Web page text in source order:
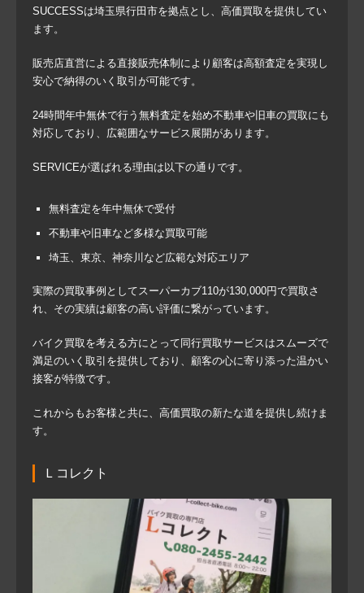
SUCCESSは埼玉県行田市を拠点とし、高価買取を提供してい
ます。
販売店直営による直接販売体制により顧客は高額査定を実現し
安心で納得のいく取引が可能です。
24時間年中無休で行う無料査定を始め不動車や旧車の買取にも
対応しており、広範囲なサービス展開があります。
SERVICEが選ばれる理由は以下の通りです。
無料査定を年中無休で受付
不動車や旧車など多様な買取可能
埼玉、東京、神奈川など広範な対応エリア
実際の買取事例としてスーパーカブ110が130,000円で買取さ
れ、その実績は顧客の高い評価に繋がっています。
バイク買取を考える方にとって同行買取サービスはスムーズで
満足のいく取引を提供しており、顧客の心に寄り添った温かい
接客が特徴です。
これからもお客様と共に、高価買取の新たな道を提供し続けま
す。
Ｌコレクト